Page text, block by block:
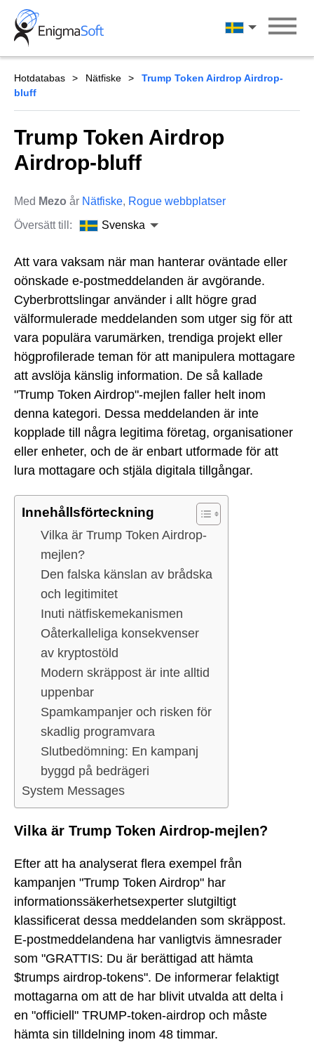
Skip
content
Svenska
Hotdatabas Nätfiske
Trump Token Airdrop Airdrop-
bluff
Trump Token Airdrop
Airdrop-bluff
Med Mezo år Nätfiske, Rogue webbplatser
Översätt till:
Svenska
Att vara vaksam när man hanterar oväntade eller
oönskade e-postmeddelanden är avgörande.
Cyberbrottslingar använder i allt högre grad
välformulerade meddelanden som utger sig för att
vara populära varumärken, trendiga projekt eller
högprofilerade teman för att manipulera mottagare
att avslöja känslig information. De så kallade
"Trump Token Airdrop"-mejlen faller helt inom
denna kategori. Dessa meddelanden är inte
kopplade till några legitima företag, organisationer
eller enheter, och de är enbart utformade för att
lura mottagare och stjäla digitala tillgångar.
Innehållsförteckning
Vilka är Trump Token Airdrop-
mejlen?
Den falska känslan av brådska
och legitimitet
Inuti nätfiskemekanismen
Oåterkalleliga konsekvenser
av kryptostöld
Modern skräppost är inte alltid
uppenbar
Spamkampanjer och risken för
skadlig programvara
Slutbedömning: En kampanj
byggd på bedrägeri
System Messages
Vilka är Trump Token Airdrop-mejlen?
Efter att ha analyserat flera exempel från
kampanjen "Trump Token Airdrop" har
informationssäkerhetsexperter slutgiltigt
klassificerat dessa meddelanden som skräppost.
E-postmeddelandena har vanligtvis ämnesrader
som "GRATTIS: Du är berättigad att hämta
$trumps airdrop-tokens". De informerar felaktigt
mottagarna om att de har blivit utvalda att delta i
en "officiell" TRUMP-token-airdrop och måste
hämta sin tilldelning inom 48 timmar.